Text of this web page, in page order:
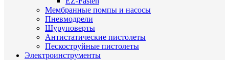
Мембранные помпы и насосы
Пневмодрели
Шуруповерты
Антистатические пистолеты
Пескоструйные пистолеты
Электроинструменты